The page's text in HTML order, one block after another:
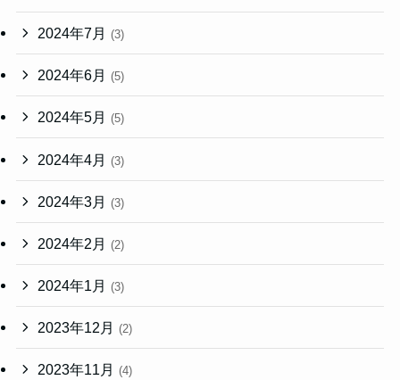
2024年7月 (3)
2024年6月 (5)
2024年5月 (5)
2024年4月 (3)
2024年3月 (3)
2024年2月 (2)
2024年1月 (3)
2023年12月 (2)
2023年11月 (4)